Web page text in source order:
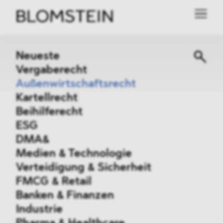
Neueste
Vergaberecht
Außenwirtschaftsrecht
Kartellrecht
Beihilferecht
ESG
DMA&
Medien & Technologie
Verteidigung & Sicherheit
FMCG & Retail
Banken & Finanzen
Industrie